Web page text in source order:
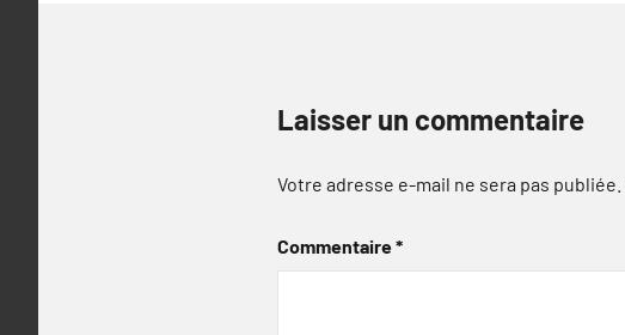
Laisser un commentaire
Votre adresse e-mail ne sera pas publiée.
Commentaire*